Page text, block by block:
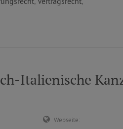
Italienische
Webseite: